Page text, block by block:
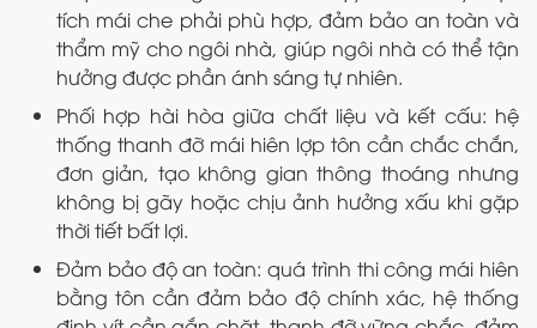
tích mái che phải phù hợp, đảm bảo an toàn và
thẩm mỹ cho ngôi nhà, giúp ngôi nhà có thể tận
hưởng được phần ánh sáng tự nhiên.
Phối hợp hài hòa giữa chất liệu và kết cấu: hệ
thống thanh đỡ mái hiên lợp tôn cần chắc chắn,
đơn giản, tạo không gian thông thoáng nhưng
không bị gãy hoặc chịu ảnh hưởng xấu khi gặp
thời tiết bất lợi.
Đảm bảo độ an toàn: quá trình thi công mái hiên
bằng tôn cần đảm bảo độ chính xác, hệ thống